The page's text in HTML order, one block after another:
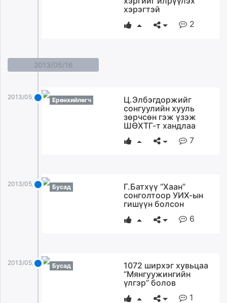
хэрэгтэй
2
2013/05/16
2013/05/16 Ерөнхийлөгч
Ц.Элбэгдоржийг
сонгуулийн хууль
зөрчсөн гэж үзэж
ШӨХТГ-т хандлаа
7
2013/05/16 Бусад
Г.Батхүү “Хаан”
сонголтоор УИХ-ын
гишүүн болсон
6
2013/05/16 Бусад
1072 ширхэг хувьцаа
“Мянгуужингийн
үлгэр” болов
1